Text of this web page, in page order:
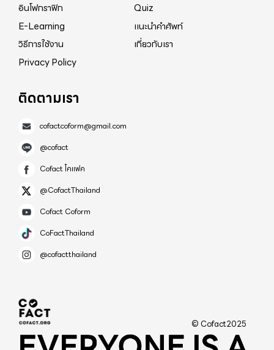
อินโฟกราฟิก
Quiz
E-Learning
แนะนำคำศัพท์
วิธีการใช้งาน
เกี่ยวกับเรา
Privacy Policy
ติดตามเรา
cofactcoform@gmail.com
@cofact
Cofact โคแฟค
@CofactThailand
Cofact Coform
CoFactThailand
@cofactthailand
© Cofact2025